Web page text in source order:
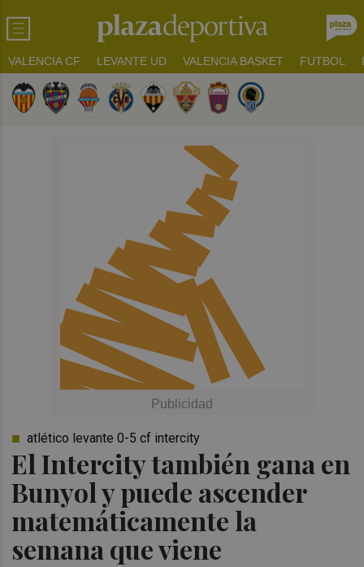
VALENCIA CF LEVANTE UD VALENCIA BASKET FUTBOL
El Intercity también gana en
Bunyol y puede ascender
matemáticamente la
semana que viene
atlético levante 0-5 cf intercity